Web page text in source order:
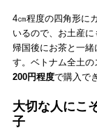
4㎝程度の四角形に
いるので、お土産に
帰国後にお茶と一
す。ベトナム全土
200円程度で購入で
大切な人にこ
子